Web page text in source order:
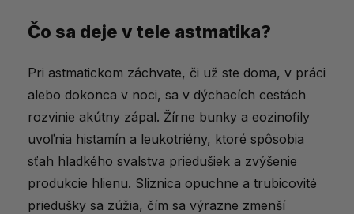
Čo sa deje v tele astmatika?
Pri astmatickom záchvate, či už ste doma, v práci
alebo dokonca v noci, sa v dýchacích cestách
rozvinie akútny zápal. Žírne bunky a eozinofily
uvoľnia histamín a leukotriény, ktoré spôsobia
sťah hladkého svalstva priedušiek a zvýšenie
produkcie hlienu. Sliznica opuchne a trubicovité
priedušky sa zúžia, čím sa výrazne zmenší